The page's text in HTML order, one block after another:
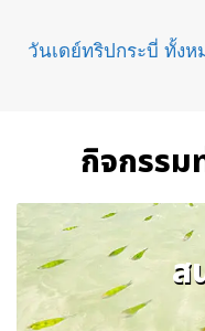
วันเดย์ทริปกระบี่ ทั้งห
กิจกรรม
ส